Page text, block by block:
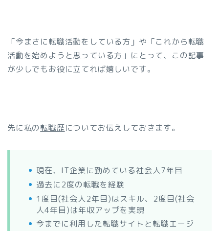
「今まさに転職活動をしている方」や「これから転職
活動を始めようと思っている方」にとって、この記事
が少しでもお役に立てれば嬉しいです。
先に私の転職歴についてお伝えしておきます。
現在、IT企業に勤めている社会人7年目
過去に2度の転職を経験
1度目(社会人2年目)はスキル、2度目(社会
人4年目)は年収アップを実現
今までに利用した転職サイトと転職エージ